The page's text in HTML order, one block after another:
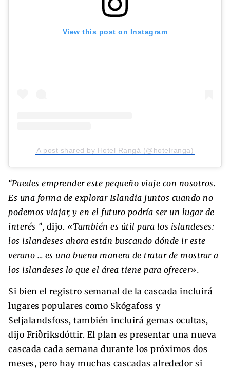
View this post on Instagram
A post shared by Hotel Rangá (@hotelranga)
“Puedes emprender este pequeño viaje con nosotros.
Es una forma de explorar Islandia juntos cuando no
podemos viajar, y en el futuro podría ser un lugar de
interés ”, dijo. «También es útil para los islandeses:
los islandeses ahora están buscando dónde ir este
verano … es una buena manera de tratar de mostrar a
los islandeses lo que el área tiene para ofrecer».
Si bien el registro semanal de la cascada incluirá
lugares populares como Skógafoss y
Seljalandsfoss, también incluirá gemas ocultas,
dijo Friðriksdóttir. El plan es presentar una nueva
cascada cada semana durante los próximos dos
meses, pero hay muchas cascadas alrededor si